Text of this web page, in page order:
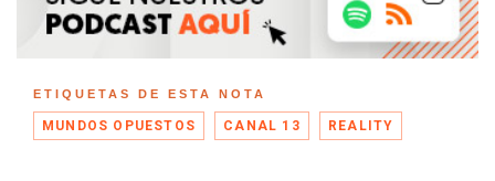
ETIQUETAS DE ESTA NOTA
MUNDOS OPUESTOS CANAL 13 REALITY